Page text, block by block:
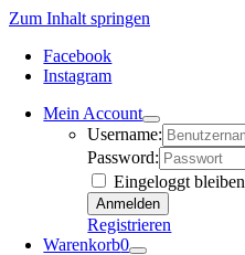
Zum Inhalt springen
Facebook
Instagram
Mein Account
Username:
Password:
Eingeloggt bleiben
Registrieren
Warenkorb0